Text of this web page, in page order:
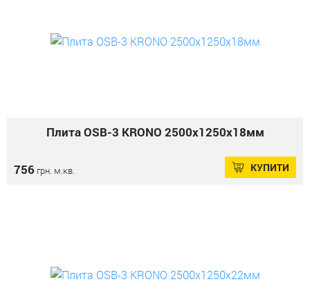
Плита OSB-3 KRONO 2500х1250х18мм
756 грн. м.кв. КУПИТИ